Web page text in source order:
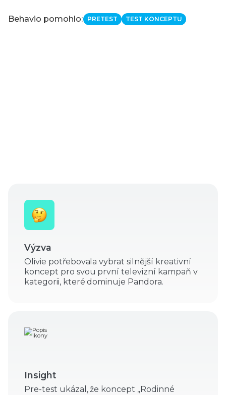
Behavio pomohlo: PRETEST TEST KONCEPTU
Výzva
Olivie potřebovala vybrat silnější kreativní
koncept pro svou první televizní kampaň v
kategorii, které dominuje Pandora.
Insight
Pre-test ukázal, že koncept „Rodinné